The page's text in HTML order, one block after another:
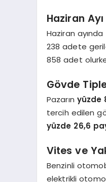
Haziran
Haziran
238 adete
858 adet
Gövde
Pazarın yüzde
tercih edilen
yüzde 26,6
Vites ve
Benzinli
elektrikli